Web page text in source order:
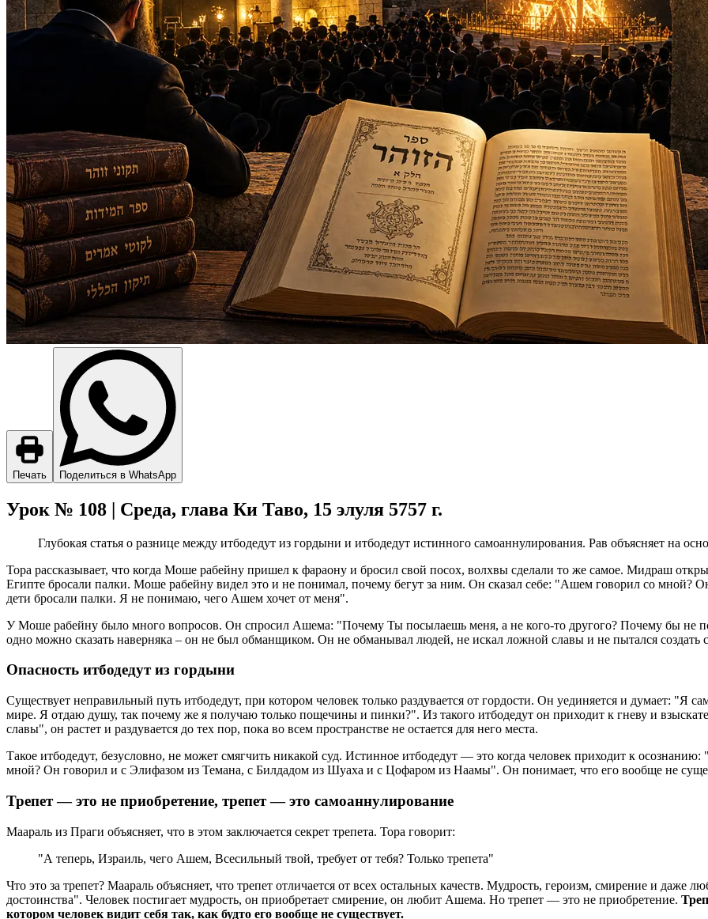
Печать Поделиться в WhatsApp
Урок № 108 | Среда, глава Ки Таво, 15 элуля 5757 г.
Глубокая статья о разнице между итбодедут из гордыни и итбодедут истинного самоаннулирования. Рав объясняет на
Тора рассказывает, что когда Моше рабейну пришел к фараону и бросил свой посох, волхвы сделали то же самое. Мидраш
Египте бросали палки. Моше рабейну видел это и не понимал, почему бегут за ним. Он сказал себе: "Ашем говорил со мной?
дети бросали палки. Я не понимаю, чего Ашем хочет от меня".
У Моше рабейну было много вопросов. Он спросил Ашема: "Почему Ты посылаешь меня, а не кого-то другого? Почему бы не
одно можно сказать наверняка – он не был обманщиком. Он не обманывал людей, не искал ложной славы и не пытался создать
Опасность итбодедут из гордыни
Существует неправильный путь итбодедут, при котором человек только раздувается от гордости. Он уединяется и думает: "Я
мире. Я отдаю душу, так почему же я получаю только пощечины и пинки?". Из такого итбодедут он приходит к гневу и
славы", он растет и раздувается до тех пор, пока во всем пространстве не остается для него места.
Такое итбодедут, безусловно, не может смягчить никакой суд. Истинное итбодедут — это когда человек приходит к
мной? Он говорил и с Элифазом из Темана, с Билдадом из Шуаха и с Цофаром из Наамы". Он понимает, что его вообще не
Трепет — это не приобретение, трепет — это самоаннулирование
Маараль из Праги объясняет, что в этом заключается секрет трепета. Тора говорит:
"А теперь, Израиль, чего Ашем, Всесильный твой, требует от тебя? Только трепета"
Что это за трепет? Маараль объясняет, что трепет отличается от всех остальных качеств. Мудрость, героизм, смирение и
достоинства". Человек постигает мудрость, он приобретает смирение, он любит Ашема. Но трепет — это не приобретение.
котором человек видит себя так, как будто его вообще не существует.